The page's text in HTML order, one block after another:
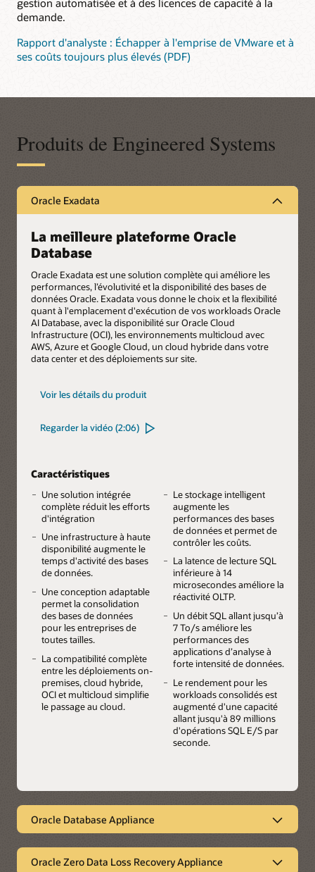
gestion automatisée et à des licences de capacité à la
demande.
Rapport d'analyste : Échapper à l'emprise de VMware et à
ses coûts toujours plus élevés (PDF)
Produits de Engineered Systems
Oracle Exadata
La meilleure plateforme Oracle
Database
Oracle Exadata est une solution complète qui améliore les
performances, l’évolutivité et la disponibilité des bases de
données Oracle. Exadata vous donne le choix et la flexibilité
quant à l'emplacement d'exécution de vos workloads Oracle
AI Database, avec la disponibilité sur Oracle Cloud
Infrastructure (OCI), les environnements multicloud avec
AWS, Azure et Google Cloud, un cloud hybride dans votre
data center et des déploiements sur site.
Voir les détails du produit
Oracle
Regarder la vidéo (2:06)
Caractéristiques
Une solution intégrée
complète réduit les efforts
d'intégration
Une infrastructure à haute
disponibilité augmente le
temps d'activité des bases
de données.
Une conception adaptable
permet la consolidation
des bases de données
pour les entreprises de
toutes tailles.
La compatibilité complète
entre les déploiements on-
premises, cloud hybride,
OCI et multicloud simplifie
le passage au cloud.
Le stockage intelligent
augmente les
performances des bases
de données et permet de
contrôler les coûts.
La latence de lecture SQL
inférieure à 14
microsecondes améliore la
réactivité OLTP.
Un débit SQL allant jusqu’à
7 To/s améliore les
performances des
applications d’analyse à
forte intensité de données.
Le rendement pour les
workloads consolidés est
augmenté d'une capacité
allant jusqu'à 89 millions
d'opérations SQL E/S par
seconde.
Oracle Database Appliance
optimisée pour Oracle AI Database
Oracle Zero Data Loss Recovery Appliance